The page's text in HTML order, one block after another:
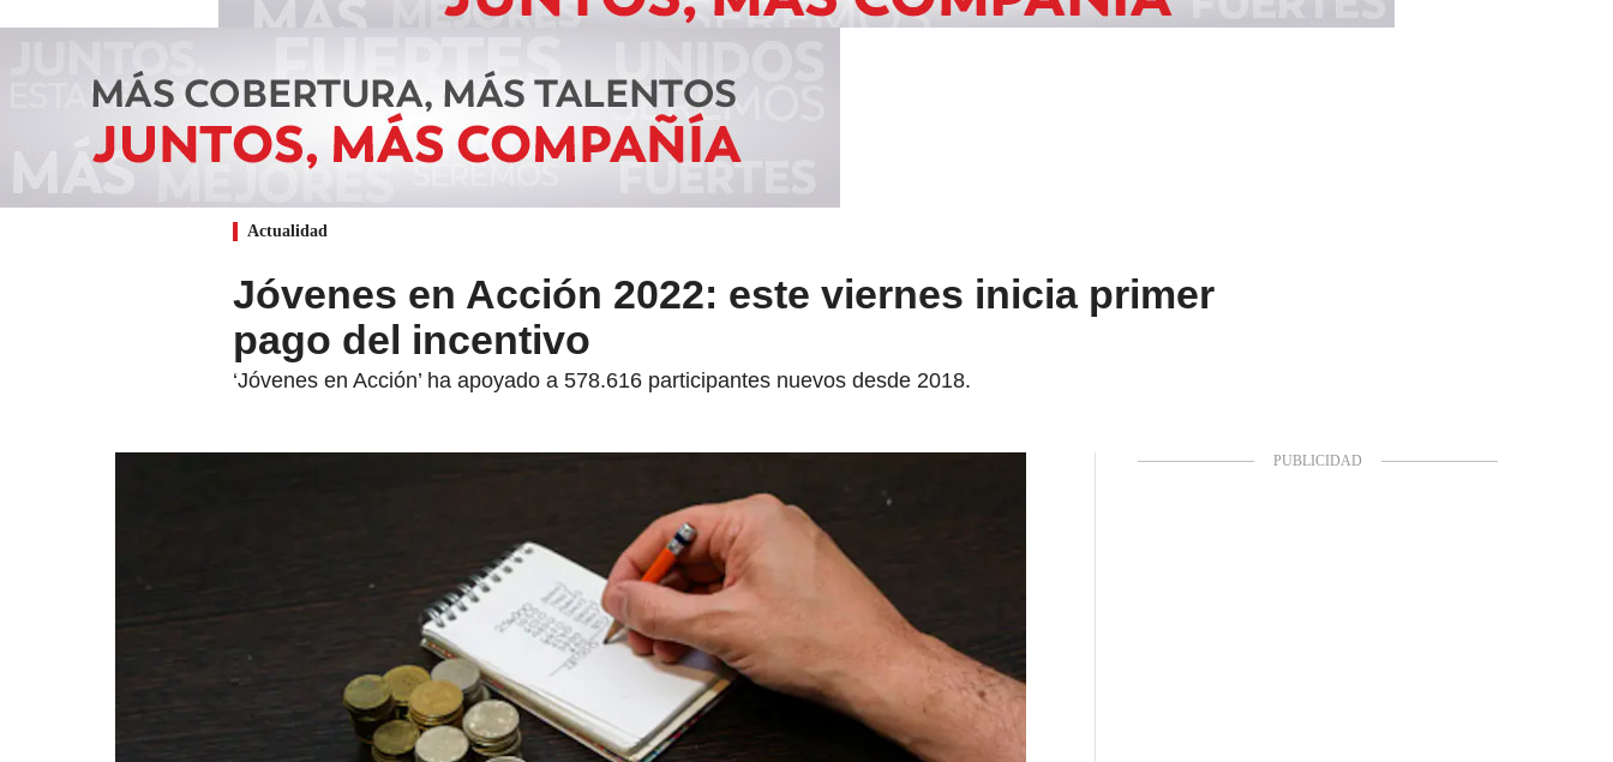
Actualidad
Jóvenes en Acción 2022: este viernes inicia primer
pago del incentivo
‘Jóvenes en Acción’ ha apoyado a 578.616 participantes nuevos desde 2018.